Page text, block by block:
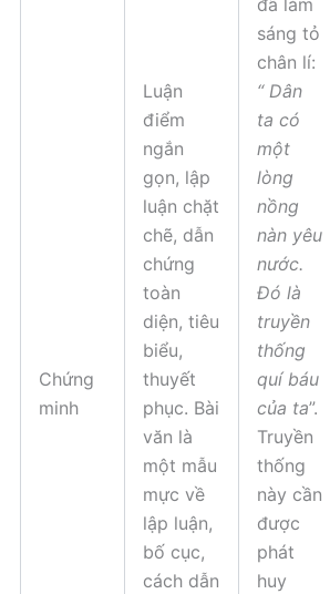
Chứng
minh
Luận
điểm
ngắn
gọn, lập
luận chặt
chẽ, dẫn
chứng
toàn
diện, tiêu
biểu,
thuyết
phục. Bài
văn là
một mẫu
mực về
lập luận,
bố cục,
cách dẫn
đã làm
sáng tỏ
chân lí:
“ Dân
ta có
một
lòng
nồng
nàn yêu
nước.
Đó là
truyền
thống
quí báu
của ta”.
Truyền
thống
này cần
được
phát
huy